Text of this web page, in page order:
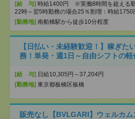
[給 与] 時給1400円 ※実働8時間を超える勤
22時～翌5時勤務の場合25％割増：時給1750
[勤務地] 南船橋駅から徒歩10分程度
【日払い・未経験歓迎！】稼ぎた
務！単発・週1日～自由シフトの
[給 与] 日給10,305円～37,204円
[勤務地] 東京都板橋区板橋
販売なし【BVLGARI】ウェルカ